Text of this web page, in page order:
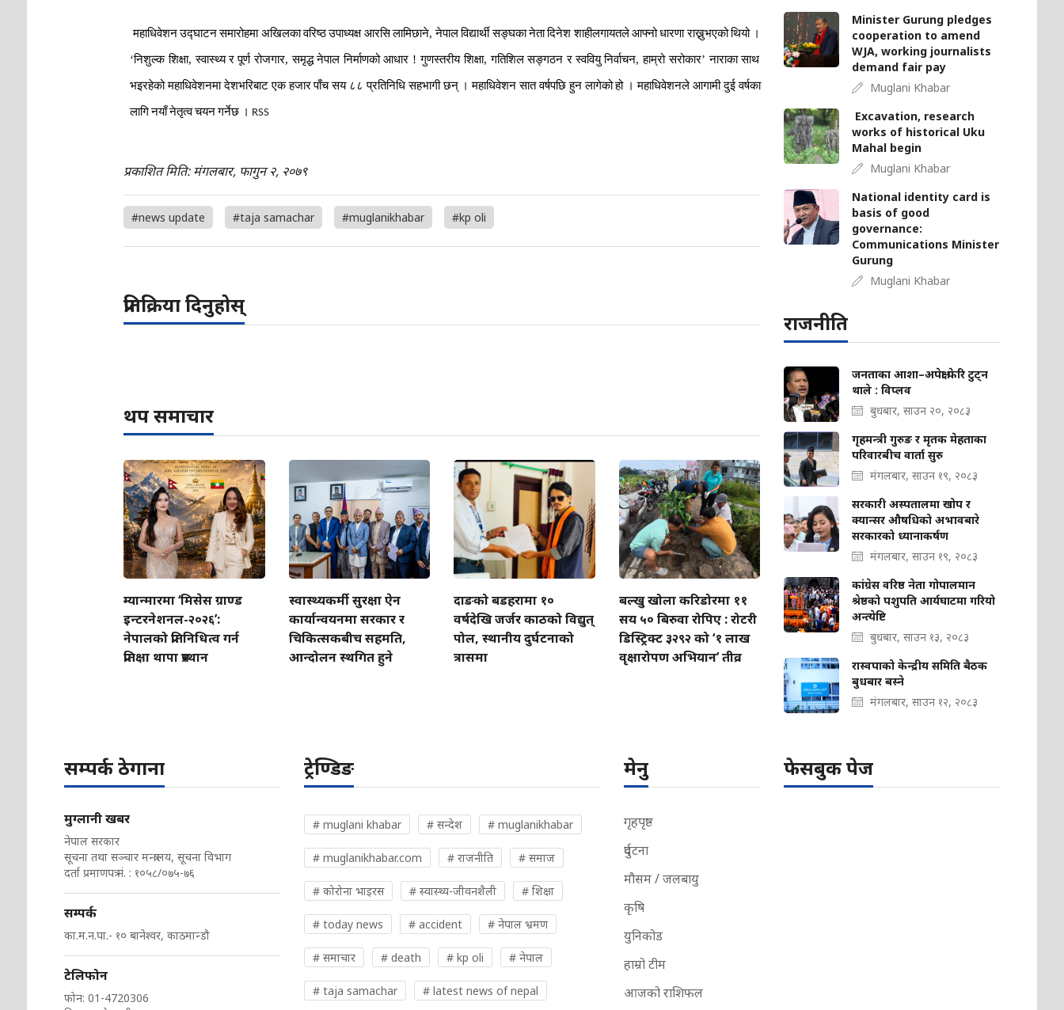
महाधिवेशन उद्घाटन समारोहमा अखिलका वरिष्ठ उपाध्यक्ष आरसि लामिछाने,नेपाल विद्यार्थी सङ्घका नेता दिनेश शाहीलगायतले आफ्नो धारणा राख्नुभएको थियो ।
‘निशुल्क शिक्षा,स्वास्थ्य र पूर्ण रोजगार,समृद्ध नेपाल निर्माणको आधार!गुणस्तरीय शिक्षा,गतिशिल सङ्गठन र स्ववियु निर्वाचन,हाम्रो सरोकार’नाराका साथ
भइरहेको महाधिवेशनमा देशभरिबाट एक हजार पाँच सय ८८ प्रतिनिधि सहभागी छन् । महाधिवेशन सात वर्षपछि हुन लागेको हो । महाधिवेशनले आगामी दुई वर्षका
लागि नयाँनेतृत्वचयन गर्नेछ । RSS
प्रकाशित मिति: मंगलबार, फागुन २, २०७९
#news update #taja samachar #muglanikhabar #kp oli
प्रतिक्रिया दिनुहोस्
थप समाचार
म्यान्मारमा ‘मिसेस ग्राण्ड
इन्टरनेशनल-२०२६’:
नेपालको प्रतिनिधित्व गर्न
प्रतिक्षा थापा प्रस्थान
स्वास्थ्यकर्मी सुरक्षा ऐन
कार्यान्वयनमा सरकार र
चिकित्सकबीच सहमति,
आन्दोलन स्थगित हुने
दाङको बडहरामा १०
वर्षदेखि जर्जर काठको विद्युत्
पोल, स्थानीय दुर्घटनाको
त्रासमा
बल्खु खोला करिडोरमा ११
सय ५० बिरुवा रोपिए : रोटरी
डिस्ट्रिक्ट ३२९२ को ‘१ लाख
वृक्षारोपण अभियान’ तीव्र
Minister Gurung pledges
cooperation to amend
WJA, working journalists
demand fair pay
Muglani Khabar
Excavation, research
works of historical Uku
Mahal begin
Muglani Khabar
National identity card is
basis of good
governance:
Communications Minister
Gurung
Muglani Khabar
राजनीति
जनताका आशा–अपेक्षा फेरि टुट्न
थाले : विप्लव
बुधबार, साउन २०, २०८३
गृहमन्त्री गुरुङ र मृतक मेहताका
परिवारबीच वार्ता सुरु
मंगलबार, साउन १९, २०८३
सरकारी अस्पतालमा खोप र
क्यान्सर औषधिको अभावबारे
सरकारको ध्यानाकर्षण
मंगलबार, साउन १९, २०८३
कांग्रेस वरिष्ठ नेता गोपालमान
श्रेष्ठको पशुपति आर्यघाटमा गरियो
अन्त्येष्टि
बुधबार, साउन १३, २०८३
रास्वपाको केन्द्रीय समिति बैठक
बुधबार बस्ने
मंगलबार, साउन १२, २०८३
सम्पर्क ठेगाना
मुग्लानी खबर
नेपाल सरकार
सूचना तथा सञ्चार मन्त्रालय, सूचना विभाग
दर्ता प्रमाणपत्र नं. : १०५८/०७५-७६
सम्पर्क
का.म.न.पा.- १० बानेश्वर, काठमान्डौ
टेलिफोन
फोन: 01-4720306
ट्रेण्डिङ
# muglani khabar # सन्देश # muglanikhabar
# muglanikhabar.com # राजनीति # समाज
# कोरोना भाइरस # स्वास्थ्य-जीवनशैली # शिक्षा
# today news # accident # नेपाल भ्रमण
# समाचार # death # kp oli # नेपाल
# taja samachar # latest news of nepal
मेनु
गृहपृष्ठ
दुर्घटना
मौसम / जलबायु
कृषि
युनिकोड
हाम्रो टीम
आजको राशिफल
फेसबुक पेज